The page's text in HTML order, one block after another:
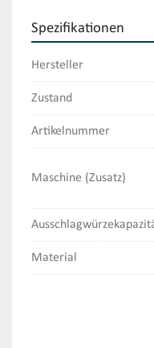
- elektrischer
von 60 kW
Kältetrockner
- Kälteanlage mit
Ausgleichsgefäß,
Spezifikationen
Hersteller
Zustand
Artikelnummer
Maschine (Zusatz)
Material